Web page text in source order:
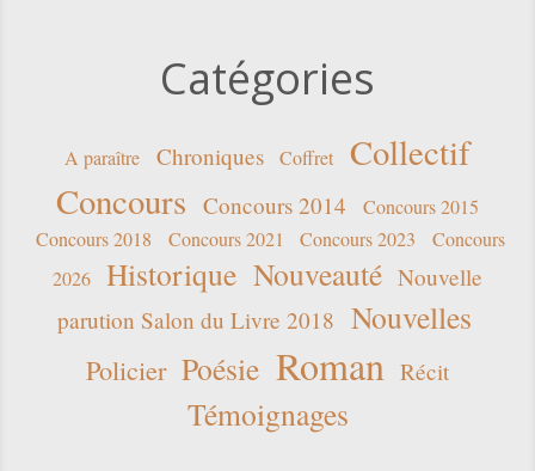
Catégories
A paraître Chroniques Coffret
Collectif
Concours Concours 2014
Concours 2015
Concours 2018
Concours 2021 Concours 2023
Concours
2026
Historique Nouveauté Nouvelle
parution Salon du Livre 2018 Nouvelles
Policier Poésie Roman Récit
Témoignages